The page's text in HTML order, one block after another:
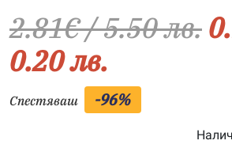
2.81€/ 5.50 лв.
0.20 лв.
Спестяваш -96%